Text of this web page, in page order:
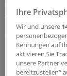
Allgemeinen
der
1982 zur "Ärzte
In der Laudatio
Ihre
Wir und unsere
Kennungen auf
aktivieren Sie
unsere Partner
bereitzustellen“